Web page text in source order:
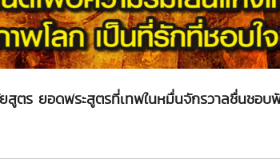
สูตร ยอดพระสูตรที่เทพในหมื่นจักรวาลชื่นชอบ